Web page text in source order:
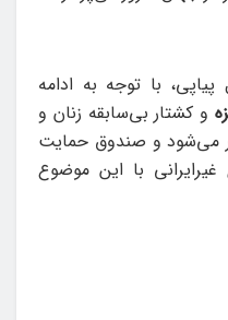
با توجه به ادامه
و کشتار بی‌سابقه زنان و
می‌شود و صندوق حمایت
با این موضوع